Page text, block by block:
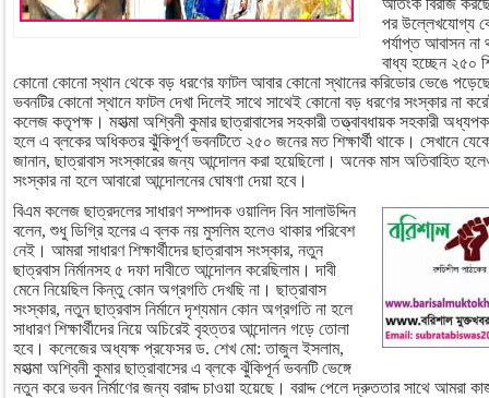
আতংক বিরাজ
পর উল্লেখযোগ্য
পর্যাপ্ত আবাসন না
বাধ্য হচ্ছেন ২৫০
কোনো কোনো স্থান থেকে বড় ধরণের ফাটল আবার কোনো স্থানের করিডোর ভেঙে
ভবনটির কোনো স্থানে ফাটল দেখা দিলেই সাথে সাথেই কোনো বড় ধরণের সংস্কার না
কলেজ কতৃপক্ষ। মহাত্মা অশ্বিনী কুমার ছাত্রাবাসের সহকারী তত্ত্বাবধায়ক সহকারী
হলে এ ব্লকের অধিকতর ঝুঁকিপূর্ণ ভবনটিতে ২৫০ জনের মত শিক্ষার্থী থাকে। সেখানে
জানান, ছাত্রাবাস সংস্কারের জন্য আন্দোলন করা হয়েছিলো। অনেক মাস অতিবাহিত
সংস্কার না হলে আবারো আন্দোলনের ঘোষণা দেয়া হবে।
বিএম কলেজ ছাত্রদলের সাধারণ সম্পাদক ওয়ালিদ বিন সালাউদ্দিন
বলেন, শুধু ডিগ্রি হলের এ ব্লক নয় মুসলিম হলেও থাকার পরিবেশ
নেই। আমরা সাধারণ শিক্ষার্থীদের ছাত্রাবাস সংস্কার, নতুন
ছাত্রবাস নির্মানসহ ৫ দফা দাবীতে আন্দোলন করেছিলাম। দাবী
মেনে নিয়েছিল কিন্তু কোন অগ্রগতি দেখছি না। ছাত্রাবাস
সংস্কার, নতুন ছাত্রবাস নির্মানে দৃশ্যমান কোন অগ্রগতি না হলে
সাধারণ শিক্ষার্থীদের নিয়ে অচিরেই বৃহত্তর আন্দোলন গড়ে তোলা
হবে। কলেজের অধ্যক্ষ প্রফেসর ড. শেখ মো: তাজুল ইসলাম,
মহাত্মা অশ্বিনী কুমার ছাত্রাবাসের এ ব্লকে ঝুঁকিপূর্ন ভবনটি ভেঙ্গে
নতুন করে ভবন নির্মাণের জন্য বরাদ্দ চাওয়া হয়েছে। বরাদ্দ পেলে দ্রুততার সাথে আমরা